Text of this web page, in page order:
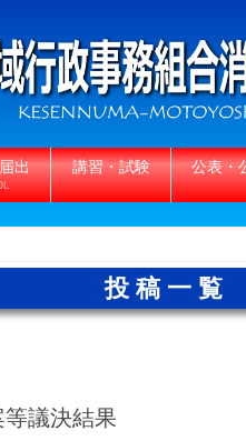
出 講習・試験 公表・
投稿一覧
議決結果